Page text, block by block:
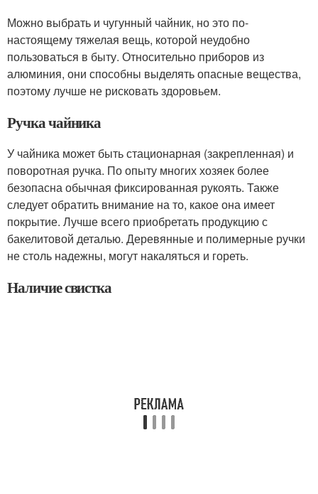
Можно выбрать и чугунный чайник, но это по-
настоящему тяжелая вещь, которой неудобно
пользоваться в быту. Относительно приборов из
алюминия, они способны выделять опасные вещества,
поэтому лучше не рисковать здоровьем.
Ручка чайника
У чайника может быть стационарная (закрепленная) и
поворотная ручка. По опыту многих хозяек более
безопасна обычная фиксированная рукоять. Также
следует обратить внимание на то, какое она имеет
покрытие. Лучше всего приобретать продукцию с
бакелитовой деталью. Деревянные и полимерные ручки
не столь надежны, могут накаляться и гореть.
Наличие свистка